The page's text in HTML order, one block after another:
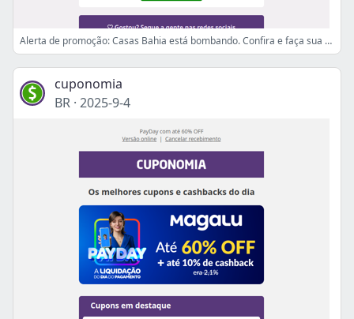
Alerta de promoção: Casas Bahia está bombando. Confira e faça sua primeira compra!
cuponomia
BR · 2025-9-4